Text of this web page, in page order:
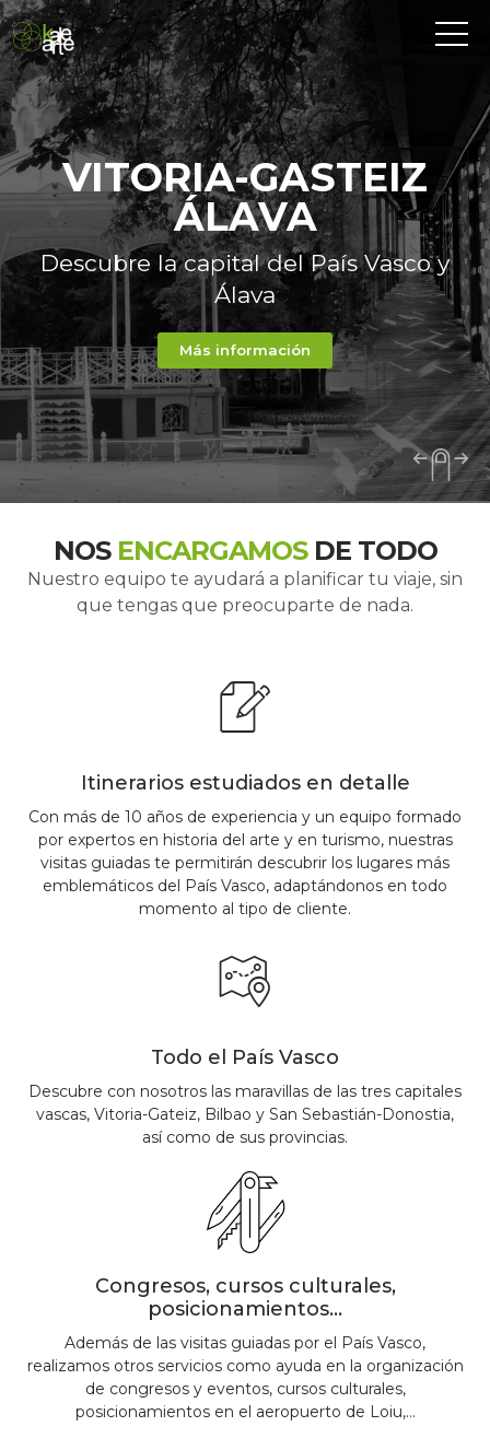
VITORIA-GASTEIZ
ÁLAVA
Descubre la capital del País Vasco y
Álava
Más información
NOS ENCARGAMOSDE TODO
Nuestro equipo te ayudará a planificar tu viaje, sin
que tengas que preocuparte de nada.
Itinerarios estudiados en detalle
Con más de 10 años de experiencia y un equipo formado
por expertos en historia del arte y en turismo, nuestras
visitas guiadas te permitirán descubrir los lugares más
emblemáticos del País Vasco, adaptándonos en todo
momento al tipo de cliente.
Todo el País Vasco
Descubre con nosotros las maravillas de las tres capitales
vascas, Vitoria-Gateiz, Bilbao y San Sebastián-Donostia,
así como de sus provincias.
Congresos, cursos culturales,
posicionamientos...
Además de las visitas guiadas por el País Vasco,
realizamos otros servicios como ayuda en la organización
de congresos y eventos, cursos culturales,
posicionamientos en el aeropuerto de Loiu,...